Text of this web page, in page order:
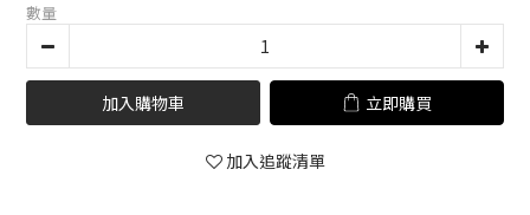
數量
加入購物車 立即購買
加入追蹤清單